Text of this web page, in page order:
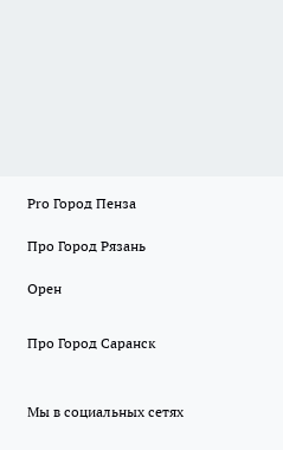
Pro Город Пенза
Про Город Рязань
Орен
Про Город Саранск
Мы в социальных сетях